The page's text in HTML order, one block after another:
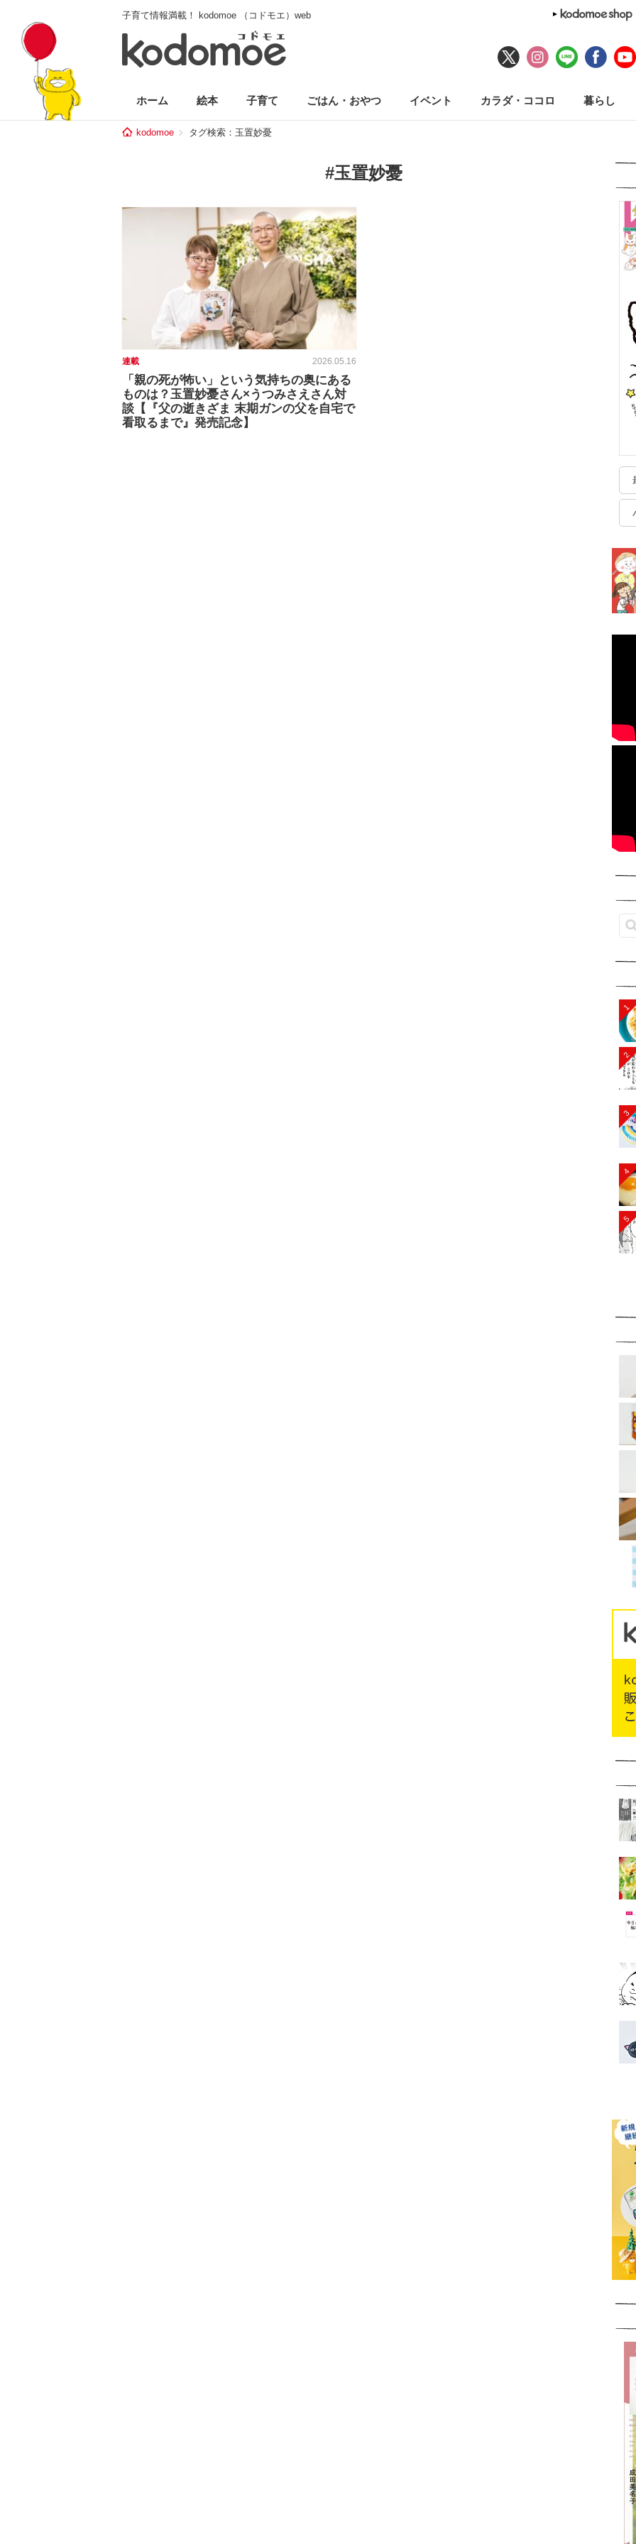
子育て情報満載！ kodomoe （コドモエ）web
ホーム 絵本 子育て ごはん・おやつ イベント カラダ・ココロ 暮らし
kodomoe タグ検索：玉置妙憂
#玉置妙憂
連載 2026.05.16
「親の死が怖い」という気持ちの奥にある
ものは？玉置妙憂さん×うつみさえさん対
談【『父の逝きざま 末期ガンの父を自宅で
看取るまで』発売記念】
1
2
3
4
5